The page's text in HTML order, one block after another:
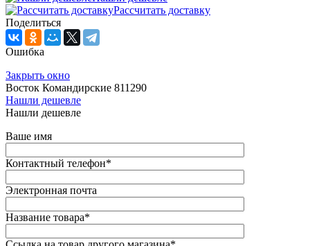
Рассчитать доставку
Поделиться
Ошибка
Закрыть окно
Восток Командирские 811290
Нашли дешевле
Нашли дешевле
Ваше имя
Контактный телефон*
Электронная почта
Название товара*